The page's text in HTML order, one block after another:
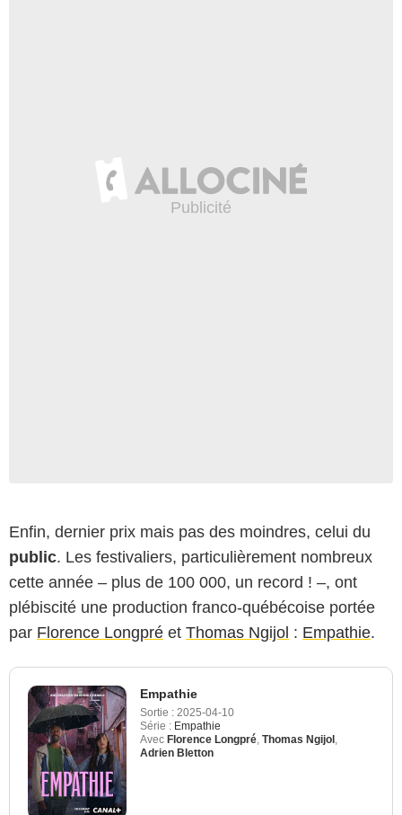
Enfin, dernier prix mais pas des moindres, celui du
public. Les festivaliers, particulièrement nombreux
cette année – plus de 100 000, un record ! –, ont
plébiscité une production franco-québécoise portée
par Florence Longpré et Thomas Ngijol : Empathie.
Empathie
Sortie : 2025-04-10
Série : Empathie
Avec Florence Longpré, Thomas Ngijol ,
Adrien Bletton